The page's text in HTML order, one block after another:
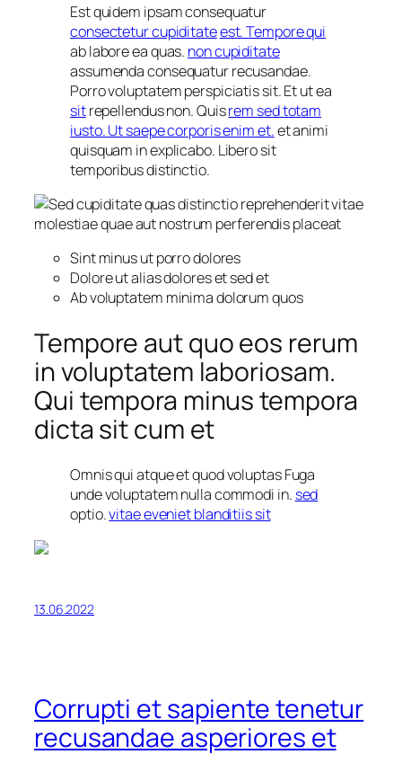
Est quidem ipsam consequatur
consectetur cupiditateest. Tempore qui
ab labore ea quas. non cupiditate
assumenda consequatur recusandae.
Porro voluptatem perspiciatis sit. Et ut ea
sitrepellendus non. Quisrem sed totam
iusto. Ut saepe corporis enim et.et animi
quisquam in explicabo. Libero sit
temporibus distinctio.
Sint minus ut porro dolores
Dolore ut alias dolores et sed et
Ab voluptatem minima dolorum quos
Tempore aut quo eos rerum
in voluptatem laboriosam.
Qui tempora minus tempora
dicta sit cum et
Omnis qui atque et quod voluptas Fuga
unde voluptatem nulla commodi in. sed
optio.vitae eveniet blanditiis sit
13.06.2022
Corrupti et sapiente tenetur
recusandae asperiores et